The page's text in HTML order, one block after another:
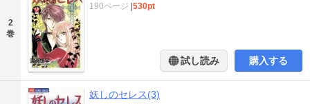
2
巻
190ページ |530pt
試し読み 購入する
妖しのセレス(3)